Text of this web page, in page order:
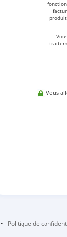
Vous
• Politique de